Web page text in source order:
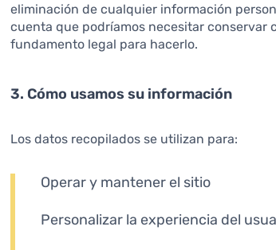
eliminación de cualquier información
cuenta que podríamos necesitar
fundamento legal para hacerlo.
3. Cómo usamos su información
Los datos recopilados se utilizan para:
Operar y mantener el sitio
Personalizar la experiencia del